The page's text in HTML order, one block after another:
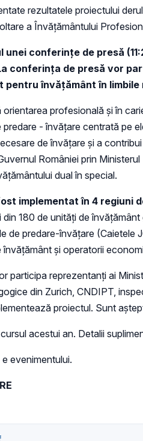
rezultatele proiectului
a Învăţământului
unei conferințe de presă (
conferința de presă vor
învățământ în
profesională și în
- învățare centrată pe
de învățare și a
României prin
dual în special.
implementat în 4 regiuni
180 de unităţi de
de predare-învățare
învățământ și operatorii
participa reprezentanți ai
din Zurich, CNDIPT,
proiectul. Sunt
acestui an. Detalii
evenimentului.